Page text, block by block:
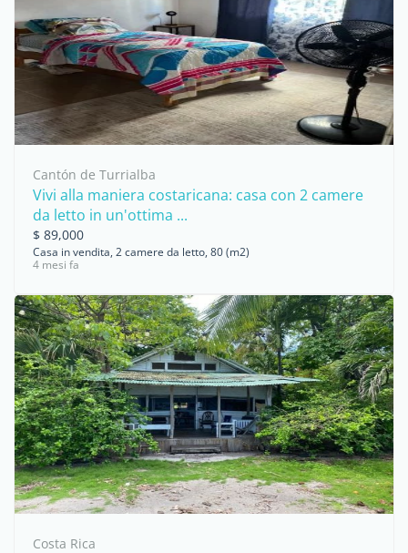
Cantón de Turrialba
Vivi alla maniera costaricana: casa con 2 camere
da letto in un'ottima ...
$ 89,000
Casa in vendita, 2 camere da letto, 80 (m2)
4 mesi fa
Costa Rica